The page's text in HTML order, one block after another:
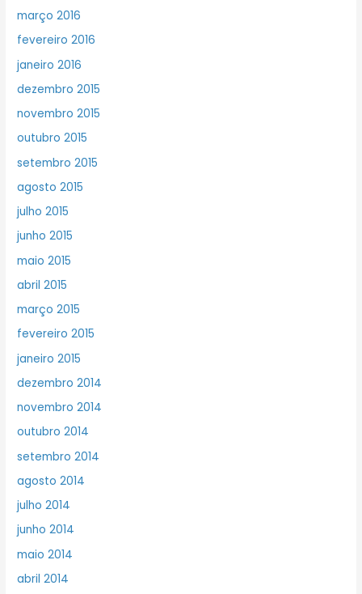
março 2016
fevereiro 2016
janeiro 2016
dezembro 2015
novembro 2015
outubro 2015
setembro 2015
agosto 2015
julho 2015
junho 2015
maio 2015
abril 2015
março 2015
fevereiro 2015
janeiro 2015
dezembro 2014
novembro 2014
outubro 2014
setembro 2014
agosto 2014
julho 2014
junho 2014
maio 2014
abril 2014